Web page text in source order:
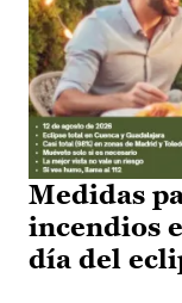
Medidas
incendios
día del